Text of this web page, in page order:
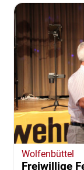
Wolfenbüttel
Freiwillige